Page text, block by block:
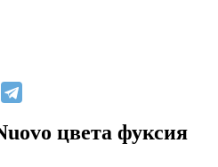
цвета фуксия